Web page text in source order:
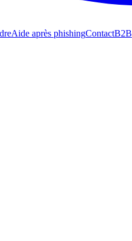
Aide après phishingContactB2B